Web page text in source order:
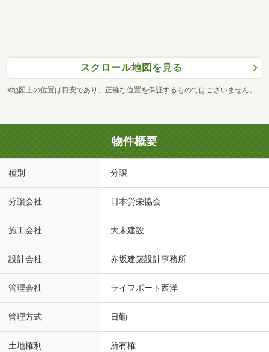
スクロール地図を見る
※地図上の位置は目安であり、正確な位置を保証するものではございません。
物件概要
種別 分譲
分譲会社 日本労栄協会
施工会社 大末建設
設計会社 赤坂建築設計事務所
管理会社 ライフポート西洋
管理方式 日勤
土地権利 所有権